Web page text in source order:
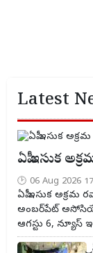
Latest
ఏపీ ఇసుక
06 Aug 2026
ఏపీ ఇసుక అక్రమ
అంబర్‌పేట్
ఆగస్టు 6, న్యూస్